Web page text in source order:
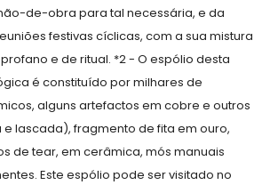
de-obra para tal necessária, e da
festivas cíclicas, com a sua mistura
e de ritual. *2 - O espólio desta
é constituído por milhares de
alguns artefactos em cobre e outros
lascada), fragmento de fita em ouro,
de tear, em cerâmica, mós manuais
Este espólio pode ser visitado no